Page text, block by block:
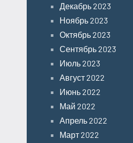
Декабрь 2023
Ноябрь 2023
Октябрь 2023
Сентябрь 2023
Июль 2023
Август 2022
Июнь 2022
Май 2022
Апрель 2022
Март 2022